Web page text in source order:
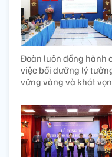
Đoàn luôn đồng hành
việc bồi dưỡng lý
vững vàng và khát